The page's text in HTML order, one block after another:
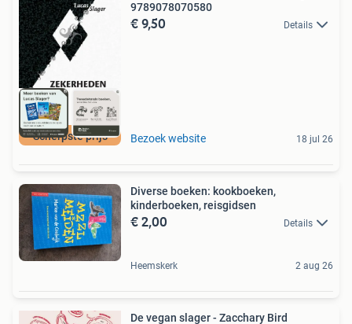
Scherpste prijs
9789078070580
€ 9,50 Details
Bezoek website 18 jul 26
Diverse boeken: kookboeken,
kinderboeken, reisgidsen
€ 2,00 Details
Heemskerk 2 aug 26
De vegan slager - Zacchary Bird